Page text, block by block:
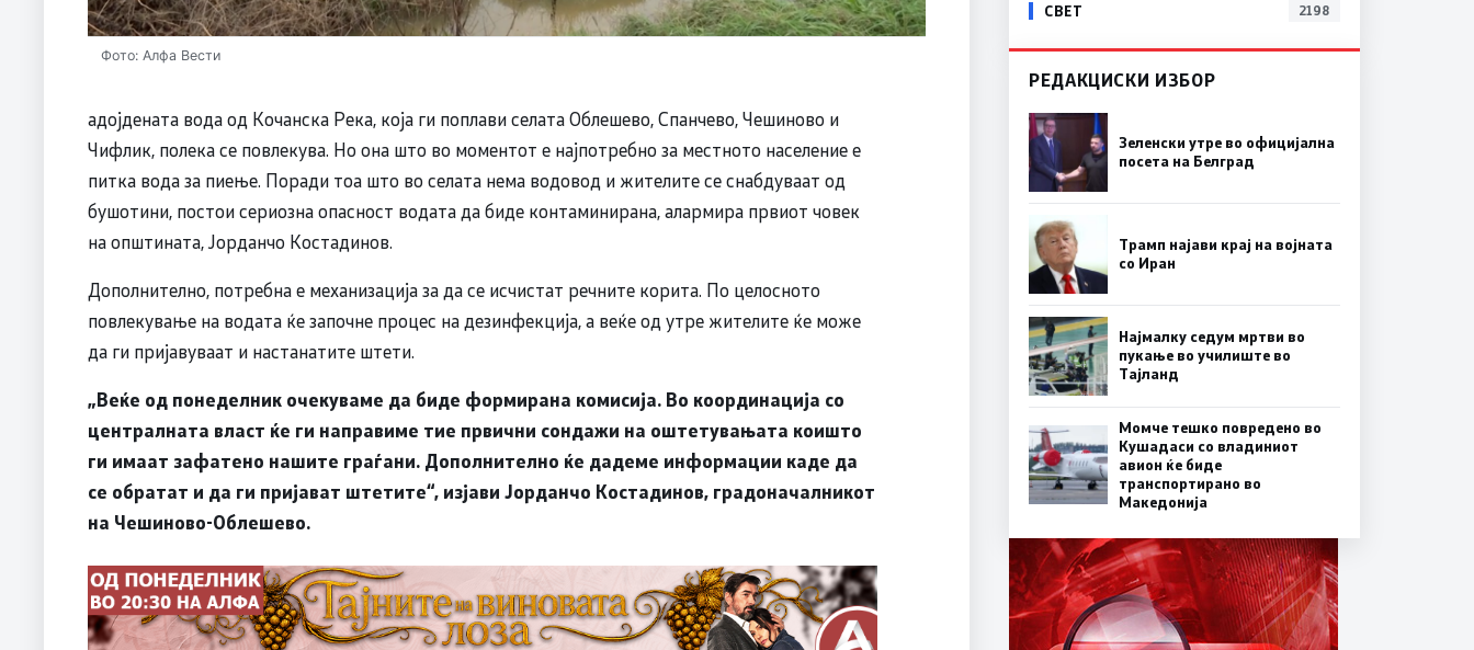
Фото: Алфа Вести
адојдената вода од Кочанска Река, која ги поплави селата Облешево, Спанчево, Чешиново и
Чифлик, полека се повлекува. Но она што во моментот е најпотребно за местното население е
питка вода за пиење. Поради тоа што во селата нема водовод и жителите се снабдуваат од
бушотини, постои сериозна опасност водата да биде контаминирана, алармира првиот човек
на општината, Јорданчо Костадинов.
Дополнително, потребна е механизација за да се исчистат речните корита. По целосното
повлекување на водата ќе започне процес на дезинфекција, а веќе од утре жителите ќе може
да ги пријавуваат и настанатите штети.
„Веќе од понеделник очекуваме да биде формирана комисија. Во координација со
централната власт ќе ги направиме тие првични сондажи на оштетувањата коишто
ги имаат зафатено нашите граѓани. Дополнително ќе дадеме информации каде да
се обратат и да ги пријават штетите“, изјави Јорданчо Костадинов, градоначалникот
на Чешиново-Облешево.
СВЕТ 2198
РЕДАКЦИСКИ ИЗБОР
Зеленски утре во официјална
посета на Белград
Трамп најави крај на војната
со Иран
Најмалку седум мртви во
пукање во училиште во
Тајланд
Момче тешко повредено во
Кушадаси со владиниот
авион ќе биде
транспортирано во
Македонија